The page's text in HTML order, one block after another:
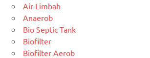
Air Limbah
Anaerob
Bio Septic Tank
Biofilter
Biofilter Aerob